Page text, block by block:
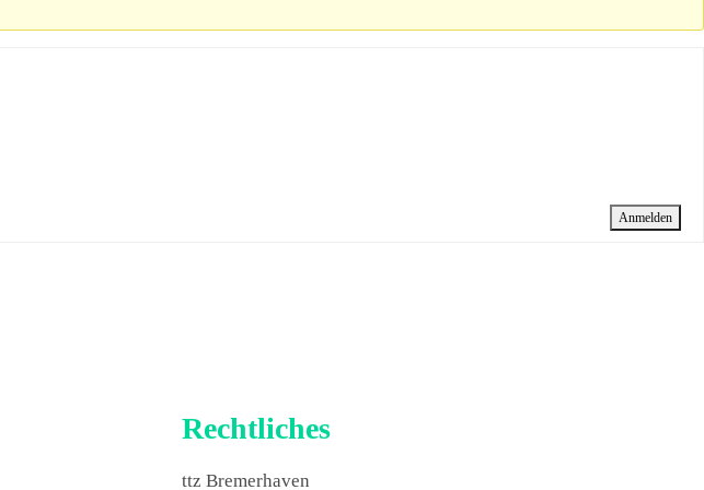
Anmelden
Rechtliches
ttz Bremerhaven